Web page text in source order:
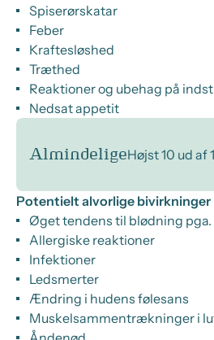
Spiserørskatar
Feber
Kraftesløshed
Træthed
Reaktioner og ubehag på
Nedsat appetit
AlmindeligeHøjst 10 ud
Potentielt alvorlige bivirkninger
Øget tendens til blødning
Allergiske reaktioner
Infektioner
Ledsmerter
Ændring i hudens følesans
Muskelsammentrækninger i